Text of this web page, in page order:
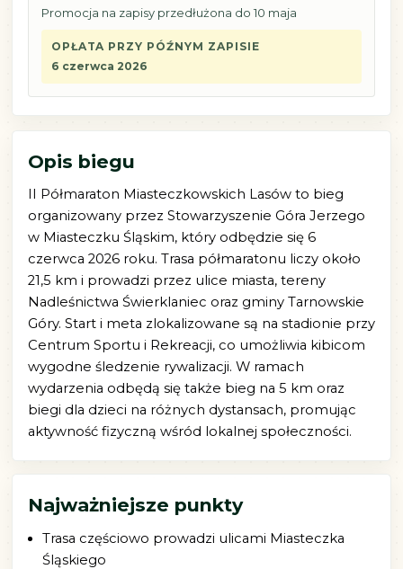
Promocja na zapisy przedłużona do 10 maja
OPŁATA PRZY PÓŹNYM ZAPISIE
6 czerwca 2026
Opis biegu
II Półmaraton Miasteczkowskich Lasów to bieg
organizowany przez Stowarzyszenie Góra Jerzego
w Miasteczku Śląskim, który odbędzie się 6
czerwca 2026 roku. Trasa półmaratonu liczy około
21,5 km i prowadzi przez ulice miasta, tereny
Nadleśnictwa Świerklaniec oraz gminy Tarnowskie
Góry. Start i meta zlokalizowane są na stadionie przy
Centrum Sportu i Rekreacji, co umożliwia kibicom
wygodne śledzenie rywalizacji. W ramach
wydarzenia odbędą się także bieg na 5 km oraz
biegi dla dzieci na różnych dystansach, promując
aktywność fizyczną wśród lokalnej społeczności.
Najważniejsze punkty
Trasa częściowo prowadzi ulicami Miasteczka
Śląskiego